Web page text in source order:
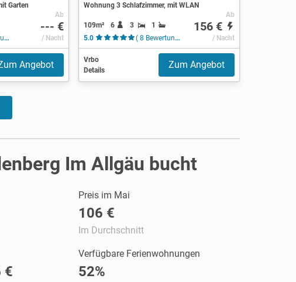
Garten
)
Ab
--- €
/ Nacht
Angebot
Wohnung 3 Schlafzimmer, mit WLAN
109m² 6 3
1
5.0
( 8 Bewertungen )
Ab
156 €
/ Nacht
Vrbo
Details
Zum Angebot
Im Allgäu bucht
Preis im Mai
106 €
Im Durchschnitt
€
Verfügbare Ferienwohnungen
52%